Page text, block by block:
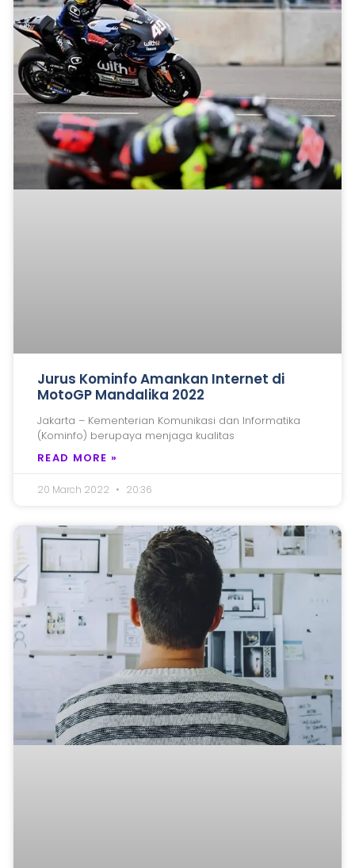
Jurus Kominfo Amankan Internet di
MotoGP Mandalika 2022
Jakarta – Kementerian Komunikasi dan Informatika
(Kominfo) berupaya menjaga kualitas
READ MORE »
20 March 2022 20:36